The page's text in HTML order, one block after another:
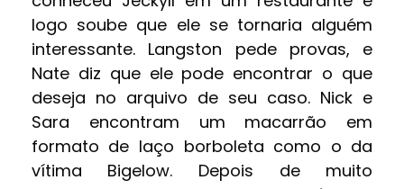
logo soube que ele se tornaria alguém
interessante. Langston pede provas, e
Nate diz que ele pode encontrar o que
deseja no arquivo de seu caso. Nick e
Sara encontram um macarrão em
formato de laço borboleta como o da
vítima Bigelow. Depois de muito